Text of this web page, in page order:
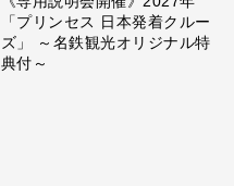
「プリンセス 日本発着クルー
ズ」 ～名鉄観光オリジナル特
典付～